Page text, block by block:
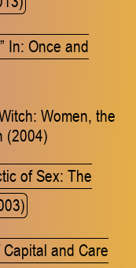
In: Once and
Women, the
(2004)
of Sex: The
and Care